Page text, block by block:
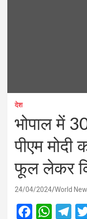
देश
भोपाल में
पीएम मोदी
फूल लेकर
24/04/2024 World
F
W T